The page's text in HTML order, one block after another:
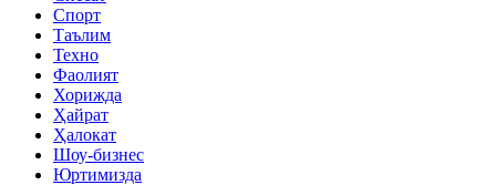
Спорт
Таълим
Техно
Фаолият
Хорижда
Ҳайрат
Ҳалокат
Шоу-бизнес
Юртимизда